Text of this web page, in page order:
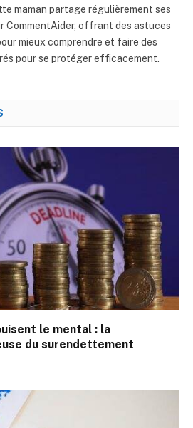
maman partage régulièrement ses
CommentAider, offrant des astuces
mieux comprendre et faire des
pour se protéger efficacement.
le mental : la
du surendettement